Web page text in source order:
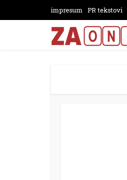
impresum PR tekstovi